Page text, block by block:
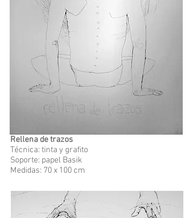
Rellena de trazos
Técnica: tinta y grafito
Soporte: papel Basik
Medidas: 70 x 100 cm